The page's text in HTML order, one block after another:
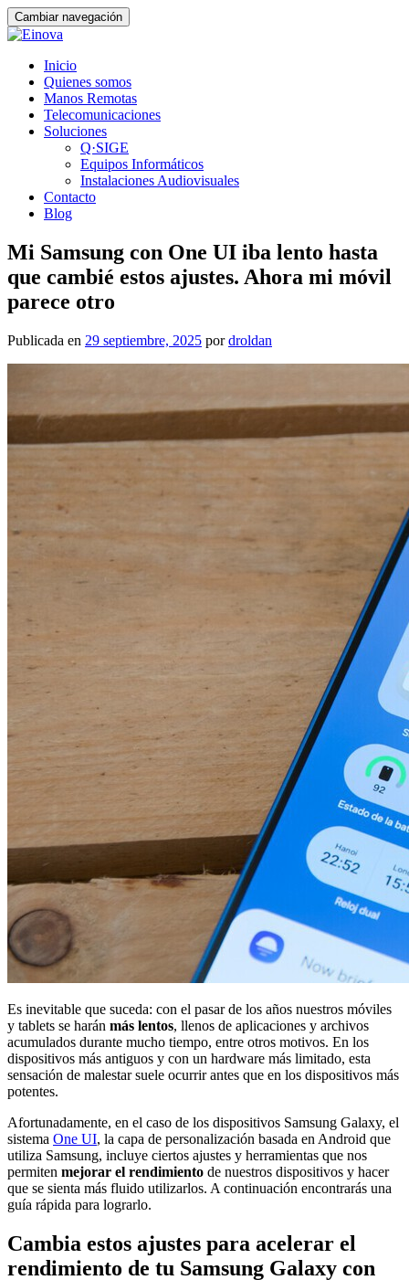
Cambiar navegación
contenido
Inicio
Quienes somos
Manos Remotas
Telecomunicaciones
Soluciones
Q·SIGE
Equipos Informáticos
Instalaciones Audiovisuales
Contacto
Blog
Mi Samsung con One UI iba lento hasta
que cambié estos ajustes. Ahora mi móvil
parece otro
Publicada en 29 septiembre, 2025 pordroldan
Es inevitable que suceda: con el pasar de los años nuestros móviles
y tablets se harán más lentos, llenos de aplicaciones y archivos
acumulados durante mucho tiempo, entre otros motivos. En los
dispositivos más antiguos y con un hardware más limitado, esta
sensación de malestar suele ocurrir antes que en los dispositivos más
potentes.
Afortunadamente, en el caso de los dispositivos Samsung Galaxy, el
sistema One UI, la capa de personalización basada en Android que
utiliza Samsung, incluye ciertos ajustes y herramientas que nos
permiten mejorar el rendimiento de nuestros dispositivos y hacer
que se sienta más fluido utilizarlos. A continuación encontrarás una
guía rápida para lograrlo.
Cambia estos ajustes para acelerar el
rendimiento de tu Samsung Galaxy con